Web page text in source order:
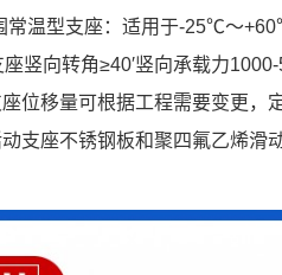
常温型支座：适用于-25℃～
竖向转角≥40′竖向承载力
位移量可根据工程需要变更，
支座不锈钢板和聚四氟乙烯滑